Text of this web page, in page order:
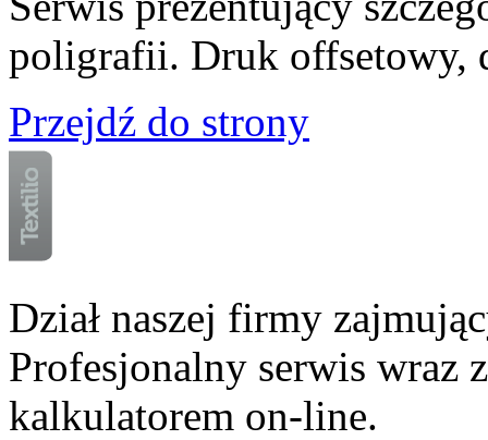
poligrafii. Druk offsetowy,
Przejdź do strony
Dział naszej firmy
Profesjonalny serwis wraz
kalkulatorem on-line.